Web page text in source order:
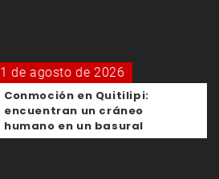
1 de agosto de 2026
Conmoción en Quitilipi:
encuentran un cráneo
humano en un basural